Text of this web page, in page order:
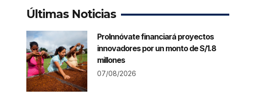
Últimas Noticias
ProInnóvate financiará proyectos
innovadores por un monto de S/1.8
millones
07/08/2026